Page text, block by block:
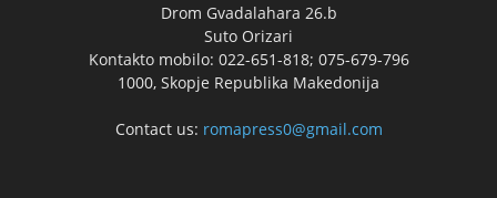
Drom Gvadalahara 26.b
Suto Orizari
Kontakto mobilo: 022-651-818; 075-679-796
1000, Skopje Republika Makedonija
Contact us: romapress0@gmail.com